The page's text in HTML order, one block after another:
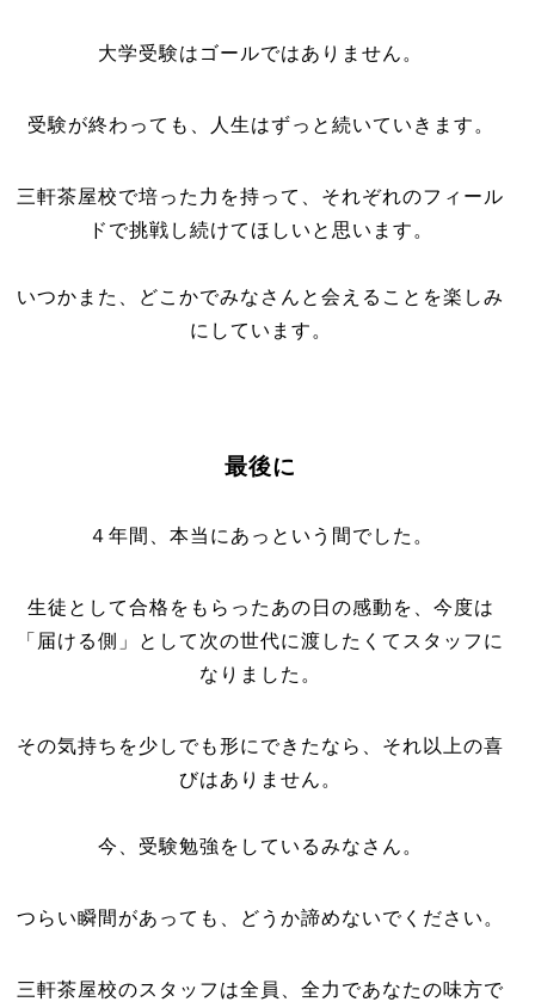
大学受験はゴールではありません。
受験が終わっても、人生はずっと続いていきます。
三軒茶屋校で培った力を持って、それぞれのフィール
ドで挑戦し続けてほしいと思います。
いつかまた、どこかでみなさんと会えることを楽しみ
にしています。
最後に
４年間、本当にあっという間でした。
生徒として合格をもらったあの日の感動を、今度は
「届ける側」として次の世代に渡したくてスタッフに
なりました。
その気持ちを少しでも形にできたなら、それ以上の喜
びはありません。
今、受験勉強をしているみなさん。
つらい瞬間があっても、どうか諦めないでください。
三軒茶屋校のスタッフは全員、全力であなたの味方で